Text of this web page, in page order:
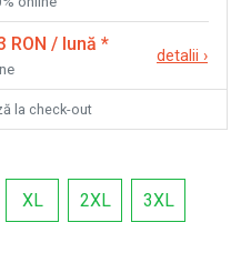
RON / lună *
detalii ›
la check-out
XL 2XL 3XL